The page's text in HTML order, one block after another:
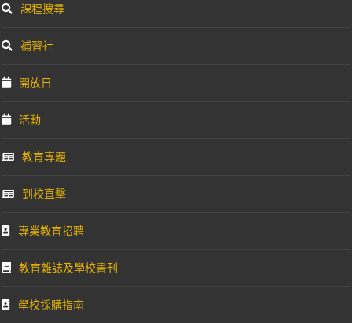
課程搜尋
補習社
開放日
活動
教育專題
到校直擊
專業教育招聘
教育雜誌及學校書刊
學校採購指南